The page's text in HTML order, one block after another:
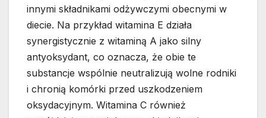
innymi składnikami odżywczymi obecnymi w
diecie. Na przykład witamina E działa
synergistycznie z witaminą A jako silny
antyoksydant, co oznacza, że obie te
substancje wspólnie neutralizują wolne rodniki
i chronią komórki przed uszkodzeniem
oksydacyjnym. Witamina C również